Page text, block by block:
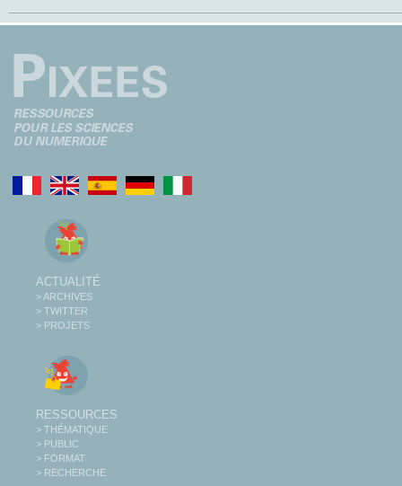
ACTUALITÉ
> ARCHIVES
> TWITTER
> PROJETS
RESSOURCES
> THÉMATIQUE
> PUBLIC
> FORMAT
> RECHERCHE